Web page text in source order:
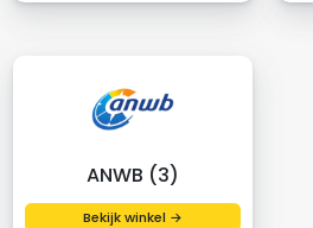
ANWB (3)
Bekijk winkel →